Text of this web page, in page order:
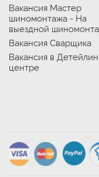
Вакансия Мастер
шиномонтажа - На
выездной
Вакансия Сварщика
Вакансия в
центре